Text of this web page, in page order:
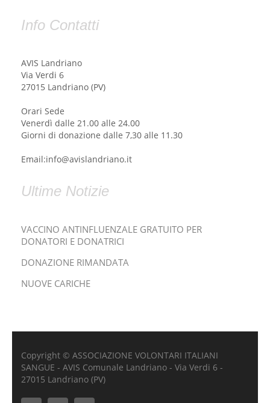
Info Contatti
AVIS Landriano
Via Verdi 6
27015 Landriano (PV)
Orari Sede
Venerdì dalle 21.00 alle 24.00
Giorni di donazione dalle 7,30 alle 11.30
Email:info@avislandriano.it
Ultime Notizie
VACCINO ANTINFLUENZALE GRATUITO PER
DONATORI E DONATRICI
DONAZIONE RIMANDATA
NUOVE CARICHE
Copyright © ASSOCIAZIONE VOLONTARI ITALIANI
SANGUE - AVIS Comunale Landriano - Via Verdi 6 -
27015 Landriano (PV)